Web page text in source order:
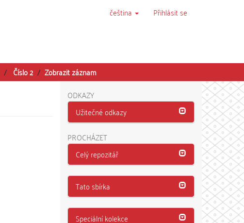
čeština Přihlásit se
Číslo 2 Zobrazit záznam
ODKAZY
Užitečné odkazy
PROCHÁZET
Celý repozitář
Tato sbírka
Speciální kolekce